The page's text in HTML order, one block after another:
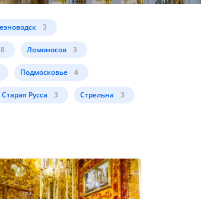
3
Ломоносов 3
Подмосковье 4
Старая Русса 3 Стрельна 3